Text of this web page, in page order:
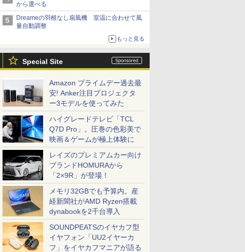
から選べる
Dreameの羽根なし扇風機 室温に合わせて風
量自動調整
もっと見る
Special Site
Amazon プライムデー過去最
安! Anker注目プロジェクタ
ー3モデルを使ってみた
ハイグレードテレビ「TCL
Q7D Pro」。圧巻の色彩美で
映画＆ゲームが極上体験に
レイズのプレミアムカー向け
ブランドHOMURAから
「2×9R」が登場！
メモリ32GBでも予算内。産
経新聞社がAMD Ryzen搭載
dynabookを2千台導入
SOUNDPEATSのイヤカフ型
イヤフォン「UU2イヤーカ
フ」をイヤカフマニアが語る